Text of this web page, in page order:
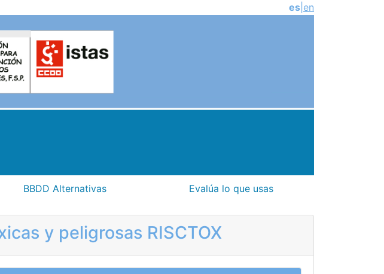
es en
BBDD Alternativas Evalúa lo que usas
y peligrosas RISCTOX